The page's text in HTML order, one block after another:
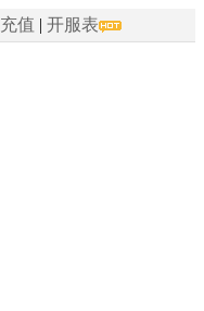
充值 | 开服表